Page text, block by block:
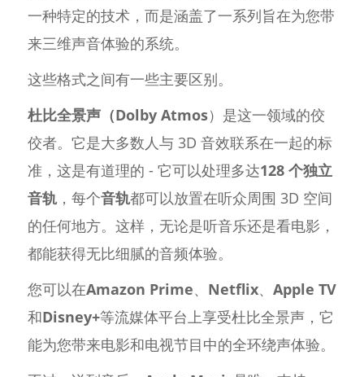
一种特定的技术，而是涵盖了一系列旨在为您带
来三维声音体验的系统。
这些格式之间有一些主要区别。
杜比全景声（Dolby Atmos）是这一领域的佼
佼者。它是大多数人与 3D 音效联系在一起的标
准，这是有道理的 - 它可以处理多达128 个独立
音轨，每个音轨都可以放置在听众周围 3D 空间
的任何地方。这样，无论是听音乐还是看电影，
都能获得无比细腻的音频体验。
您可以在Amazon Prime、 Netflix、 Apple TV
和Disney+等流媒体平台上享受杜比全景声，它
能为您带来电影和电视节目中的全环绕声体验。